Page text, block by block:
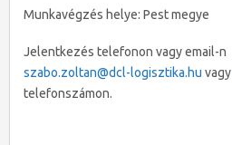
Munkavégzés helye: Pest megye
Jelentkezés telefonon vagy email-n
szabo.zoltan@dcl-logisztika.hu vagy
telefonszámon.